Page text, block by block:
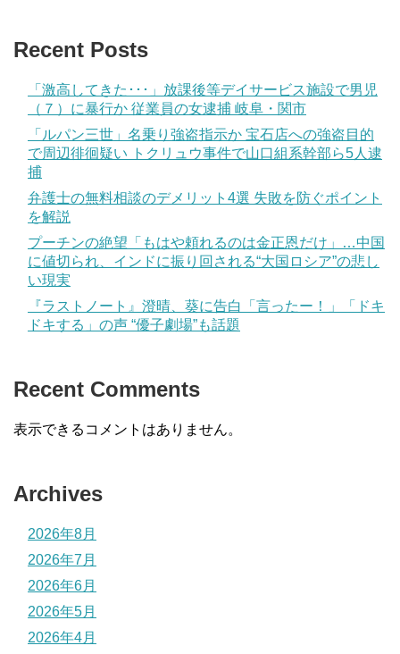
Recent Posts
「激高してきた･･･」放課後等デイサービス施設で男児
（７）に暴行か 従業員の女逮捕 岐阜・関市
「ルパン三世」名乗り強盗指示か 宝石店への強盗目的
で周辺徘徊疑い トクリュウ事件で山口組系幹部ら5人逮
捕
弁護士の無料相談のデメリット4選 失敗を防ぐポイント
を解説
プーチンの絶望「もはや頼れるのは金正恩だけ」…中国
に値切られ、インドに振り回される“大国ロシア”の悲し
い現実
『ラストノート』澄晴、葵に告白「言ったー！」「ドキ
ドキする」の声 “優子劇場”も話題
Recent Comments
表示できるコメントはありません。
Archives
2026年8月
2026年7月
2026年6月
2026年5月
2026年4月